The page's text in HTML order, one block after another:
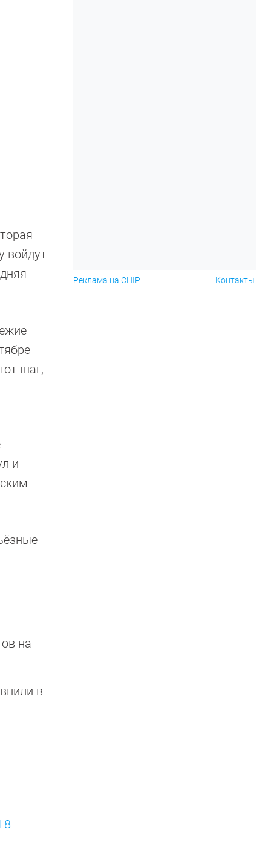
войдут
шаг,
и
на
в
8
Реклама на CHIP Контакты